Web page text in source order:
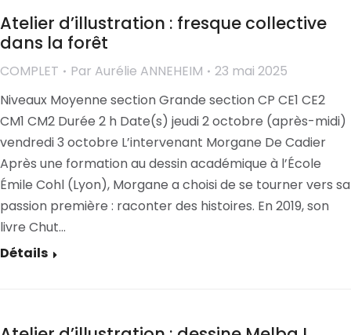
Atelier d’illustration : fresque collective
dans la forêt
COMPLET Par Aurélie ANNEHEIM
23 mai 2025
Niveaux Moyenne section Grande section CP CE1 CE2
CM1 CM2 Durée 2 h Date(s) jeudi 2 octobre (après-midi)
vendredi 3 octobre L’intervenant Morgane De Cadier
Après une formation au dessin académique à l’École
Émile Cohl (Lyon), Morgane a choisi de se tourner vers sa
passion première : raconter des histoires. En 2019, son
livre Chut…
Détails